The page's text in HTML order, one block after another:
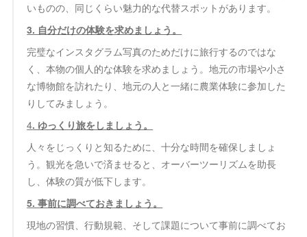
いものの、同じくらい魅力的な代替スポットがあります。
3. 自分だけの体験を求めましょう。
完璧なインスタグラム写真のためだけに旅行するのではな
く、本物の個人的な体験を求めましょう。地元の市場や小さ
な博物館を訪れたり、地元の人と一緒に農業体験に参加した
りしてみましょう。
4. ゆっくり旅をしましょう。
人々をじっくりと知るために、十分な時間を確保しましょ
う。観光を急いで済ませると、オーバーツーリズムを助長
し、体験の質が低下します。
5. 事前に調べておきましょう。
現地の習慣、行動規範、そして課題について事前に調べてお